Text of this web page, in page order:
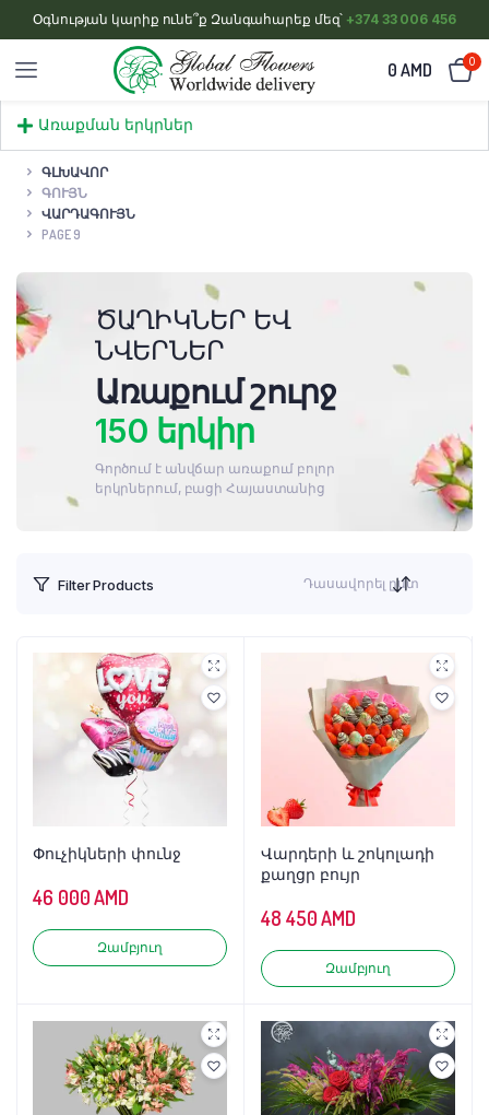
Օգնության կարիք ունե՞ք Զանգահարեք մեզ՝ +374 33 006 456
0 AMD 0
Առաքման երկրներ
ԳԼԽԱՎՈՐ
ԳՈՒՅՆ
ՎԱՐԴԱԳՈՒՅՆ
PAGE 9
ԾԱՂԻԿՆԵՐ ԵՎ
ՆՎԵՐՆԵՐ
Առաքում շուրջ
150 երկիր
Գործում է անվճար առաքում բոլոր
երկրներում, բացի Հայաստանից
Filter Products Դասավորել ըստ
Փուչիկների փունջ
46 000AMD
Զամբյուղ
Վարդերի և շոկոլադի
քաղցր բույր
48 450AMD
Զամբյուղ